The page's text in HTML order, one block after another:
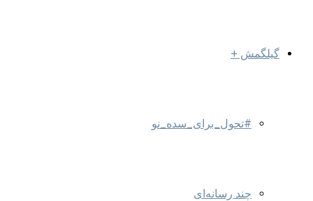
گیلگمش +
#تحول_برای_سده_نو
چند رسانه‌ای